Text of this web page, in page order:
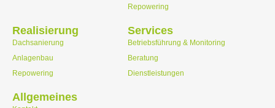
Repowering
Realisierung
Dachsanierung
Anlagenbau
Repowering
Services
Betriebsführung & Monitoring
Beratung
Dienstleistungen
Allgemeines